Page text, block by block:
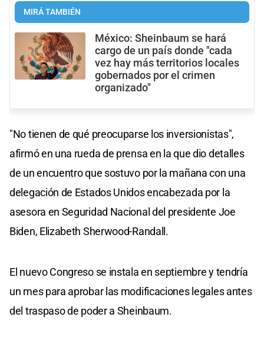
MIRÁ TAMBIÉN
México: Sheinbaum se hará
cargo de un país donde "cada
vez hay más territorios locales
gobernados por el crimen
organizado"
"No tienen de qué preocuparse los inversionistas",
afirmó en una rueda de prensa en la que dio detalles
de un encuentro que sostuvo por la mañana con una
delegación de Estados Unidos encabezada por la
asesora en Seguridad Nacional del presidente Joe
Biden, Elizabeth Sherwood-Randall.
El nuevo Congreso se instala en septiembre y tendría
un mes para aprobar las modificaciones legales antes
del traspaso de poder a Sheinbaum.